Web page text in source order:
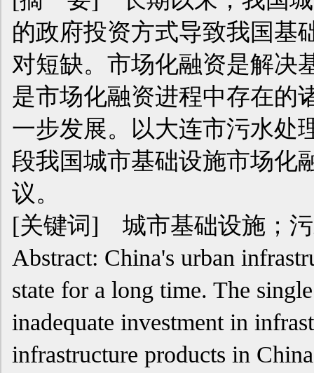
的政府投资方式导致我国基
对短缺。市场化融资是解决
是市场化融资进程中存在的
一步发展。以大连市污水处
段我国城市基础设施市场化
议。
[关键词] 城市基础设施；
Abstract: China's urban
state for a long time. The
inadequate investment in
infrastructure products in